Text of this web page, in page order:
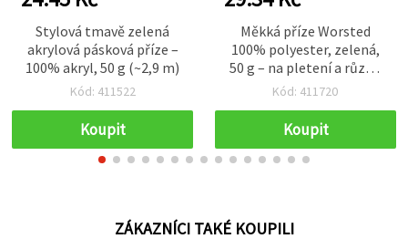
Stylová tmavě zelená
akrylová pásková příze –
100% akryl, 50 g (~2,9 m)
Kód: 411522
Koupit
Měkká příze Worsted
100% polyester, zelená,
50 g – na pletení a různé
kreativní hobby projekty
Kód: 411720
Koupit
ZÁKAZNÍCI TAKÉ KOUPILI